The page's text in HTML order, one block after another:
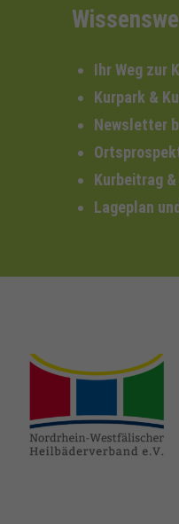
Ihr Weg zur
Kurpark &
Newsletter
Kurbeitrag
Lageplan
heilbaeder.de